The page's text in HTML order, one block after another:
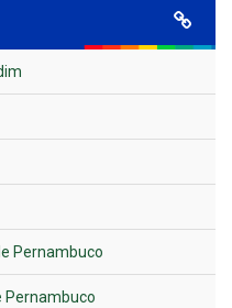
Pernambuco
Pernambuco